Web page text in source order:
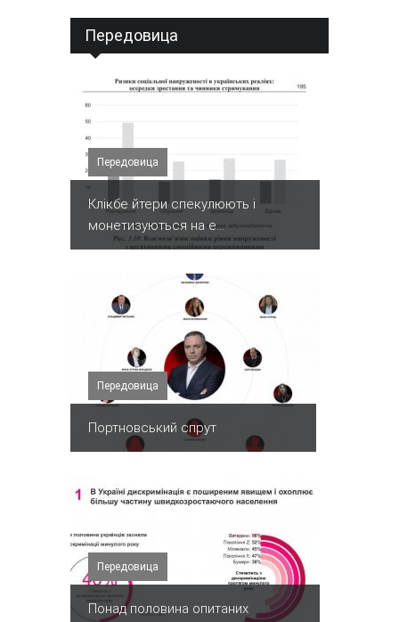
Передовица
Передовица
Клікбе йтери спекулюють і
монетизуються на е...
Передовица
Портновський спрут
Передовица
Понад половина опитаних